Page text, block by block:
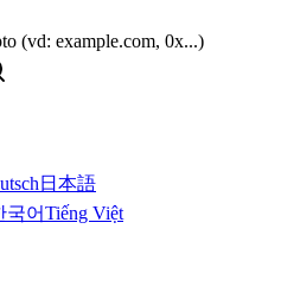
(vd: example.com, 0x...)
日本語
국어Tiếng Việt